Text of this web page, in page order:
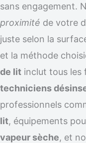
sans engagement.
proximité de votre
juste selon la
et la méthode
de lit inclut tous les
techniciens
professionnels
lit, équipements
vapeur sèche, et